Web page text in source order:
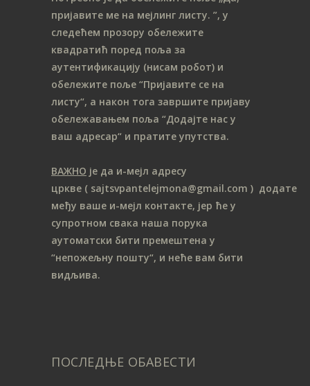
пријавите ме на мeјлинг листу. ”, у
следећем прозору обележите
квадратић поред поља за
аутентификацију (нисам робот) и
обележите поље “Пријавите се на
листу“, а након тога завршите пријаву
обележавањем поља “Додајте нас у
ваш адресар“ и пратите упутства.
ВАЖНО је да и-мејл адресу
цркве ( sajtsvpantelejmona@gmail.com ) додате
међу ваше и-мејл контакте, јер ће у
супротном свака наша порука
аутоматски бити премештена у
“непожељну пошту“, и неће вам бити
видљива.
ПОСЛЕДЊЕ ОБАВЕСТИ